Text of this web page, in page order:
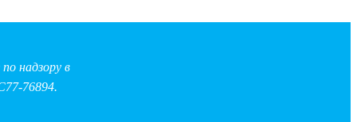
надзору в
76894.